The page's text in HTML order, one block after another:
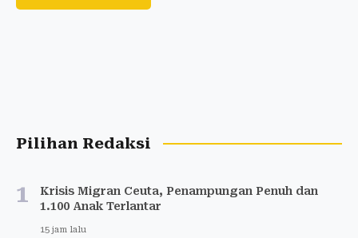
Pilihan Redaksi
1
Krisis Migran Ceuta, Penampungan Penuh dan
1.100 Anak Terlantar
15 jam lalu